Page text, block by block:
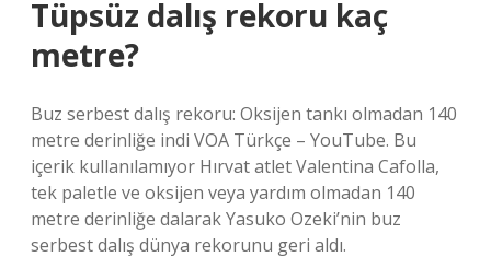
Tüpsüz dalış rekoru kaç
metre?
Buz serbest dalış rekoru: Oksijen tankı olmadan 140
metre derinliğe indi VOA Türkçe – YouTube. Bu
içerik kullanılamıyor Hırvat atlet Valentina Cafolla,
tek paletle ve oksijen veya yardım olmadan 140
metre derinliğe dalarak Yasuko Ozeki’nin buz
serbest dalış dünya rekorunu geri aldı.